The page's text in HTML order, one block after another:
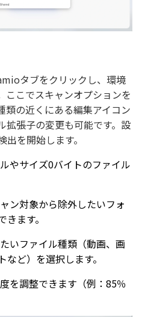
タブをクリックし、環境
ここでスキャンオプションを
類の近くにある編集アイコン
拡張子の変更も可能です。設
を開始します。
やサイズ0バイトのファイル
ン対象から除外したいフォ
ます。
いファイル種類（動画、画
ど）を選択します。
を調整できます（例：85％